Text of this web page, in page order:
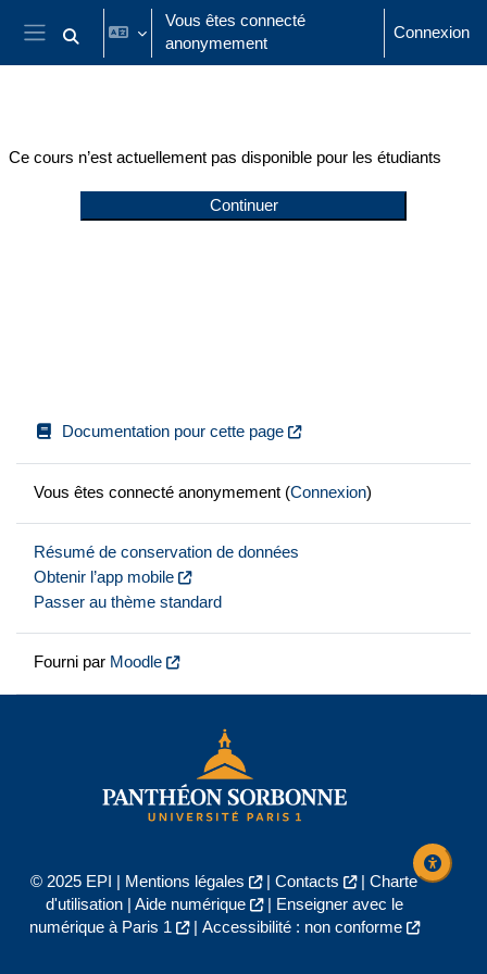
Passer au contenu principal
Panneau latéral
Activer/désactiver la saisie de recherche
Vous êtes connecté
anonymement
Connexion
Ce cours n’est actuellement pas disponible pour les étudiants
Continuer
Documentation pour cette page
Vous êtes connecté anonymement (Connexion)
Résumé de conservation de données
Obtenir l’app mobile
Passer au thème standard
Fourni par Moodle
© 2025 EPI | Mentions légales | Contacts | Charte
d'utilisation| Aide numérique |
Enseigner avec le
numérique à Paris 1
| Accessibilité : non conforme